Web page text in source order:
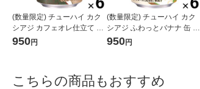
(数量限定) チューハイ カク
シアジ カフェオレ仕立て 缶
350ml 6本
950円
(数量限定) チューハイ カク
シアジ ふわっとバナナ 缶 35
0ml 6本
950円
こちらの商品もおすすめ